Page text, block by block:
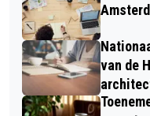
van de